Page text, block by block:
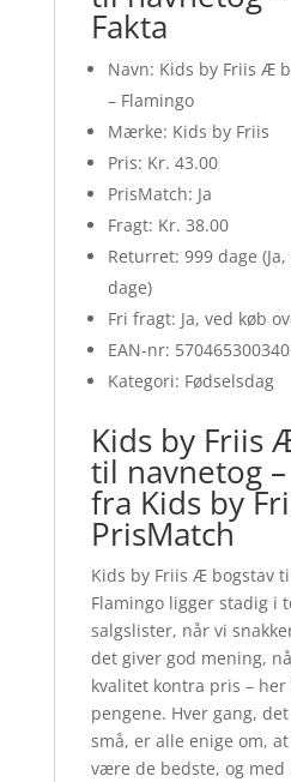
Fakta
Navn: Kids by Friis Æ
– Flamingo
Mærke: Kids by Friis
Pris: Kr. 43.00
PrisMatch: Ja
Fragt: Kr. 38.00
Returret: 999 dage
dage)
Fri fragt: Ja, ved køb
EAN-nr:
Kategori: Fødselsdag
Kids by Friis
til navnetog
fra Kids by
PrisMatch
Kids by Friis Æ bogstav
Flamingo ligger stadig i
salgslister, når vi
det giver god mening,
kvalitet kontra pris –
pengene. Hver gang,
små, er alle enige om,
være de bedste, og